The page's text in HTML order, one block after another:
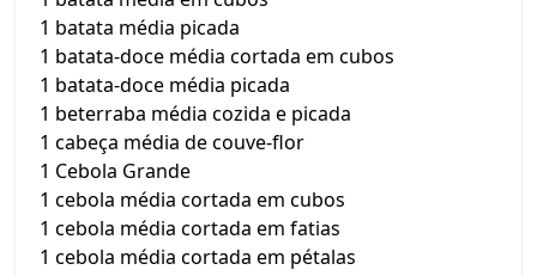
1 batata média picada
1 batata-doce média cortada em cubos
1 batata-doce média picada
1 beterraba média cozida e picada
1 cabeça média de couve-flor
1 Cebola Grande
1 cebola média cortada em cubos
1 cebola média cortada em fatias
1 cebola média cortada em pétalas